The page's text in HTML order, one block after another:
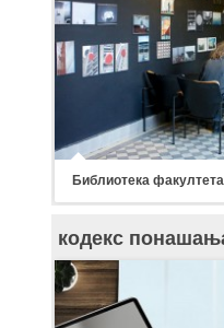
Библиотека факултета
кодекс